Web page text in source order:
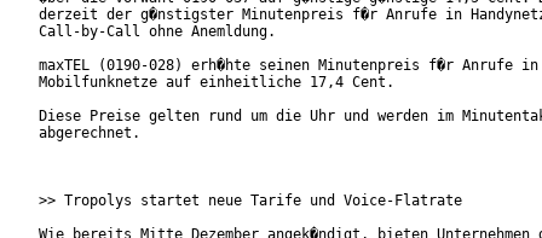
derzeit der g�nstigster Minutenpreis f�r Anrufe in
Call-by-Call ohne Anemldung.
maxTEL (0190-028) erh�hte seinen Minutenpreis f�r Anrufe in
Mobilfunknetze auf einheitliche 17,4 Cent.
Diese Preise gelten rund um die Uhr und werden im
abgerechnet.
>> Tropolys startet neue Tarife und Voice-Flatrate
Wie bereits Mitte Dezember angek�ndigt, bieten Unternehmen